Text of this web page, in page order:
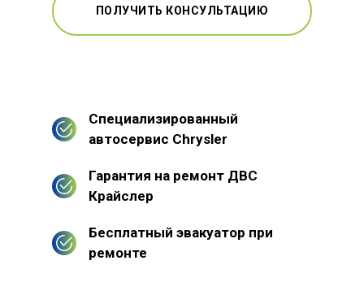
ПОЛУЧИТЬ КОНСУЛЬТАЦИЮ
Специализированный
автосервис Chrysler
Гарантия на ремонт ДВС
Крайслер
Бесплатный эвакуатор при
ремонте